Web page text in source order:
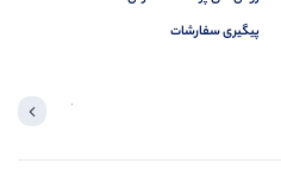
پیگیری سفارشات
آخرین